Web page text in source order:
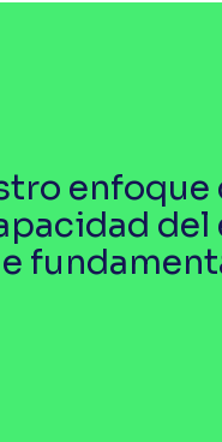
enfoque